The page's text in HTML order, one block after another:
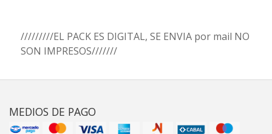
/////////EL PACK ES DIGITAL, SE ENVIA por mail NO
SON IMPRESOS///////
MEDIOS DE PAGO